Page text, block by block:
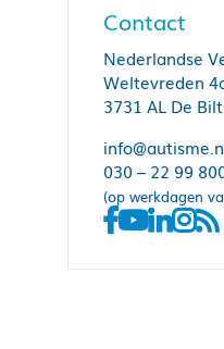
Contact
Nederlandse
Weltevreden
3731 AL De Bilt
030 – 22 99
(op werkdagen